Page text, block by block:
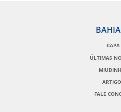
CAPA
ÚLTIMAS
FALE